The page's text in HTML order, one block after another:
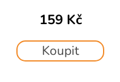
159 Kč
Koupit